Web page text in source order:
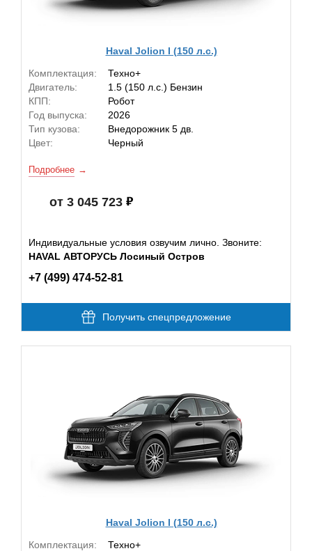
Haval Jolion I (150 л.с.)
Комплектация:
Техно+
Двигатель:
1.5 (150 л.с.) Бензин
КПП:
Робот
Год выпуска:
2026
Тип кузова:
Внедорожник 5 дв.
Цвет:
Черный
Подробнее
от 3 045 723
Индивидуальные условия озвучим лично. Звоните:
HAVAL АВТОРУСЬ Лосиный Остров
+7 (499) 474-52-81
Получить спецпредложение
Haval Jolion I (150 л.с.)
Комплектация:
Техно+